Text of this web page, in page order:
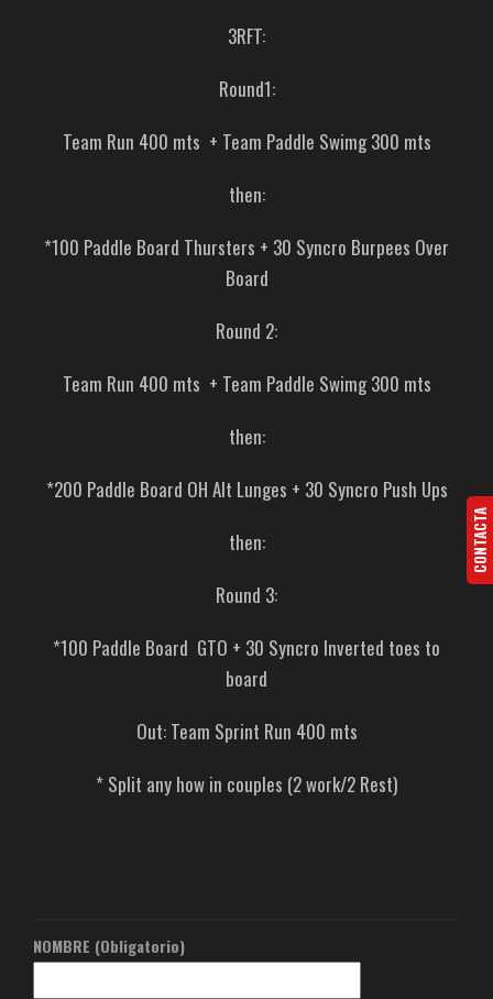
3RFT:
Round1:
Team Run 400 mts + Team Paddle Swimg 300 mts
then:
*100 Paddle Board Thursters + 30 Syncro Burpees Over
Board
Round 2:
Team Run 400 mts + Team Paddle Swimg 300 mts
then:
*200 Paddle Board OH Alt Lunges + 30 Syncro Push Ups
then:
Round 3:
*100 Paddle Board GTO + 30 Syncro Inverted toes to
board
Out: Team Sprint Run 400 mts
* Split any how in couples (2 work/2 Rest)
NOMBRE (Obligatorio)
CONTACTA